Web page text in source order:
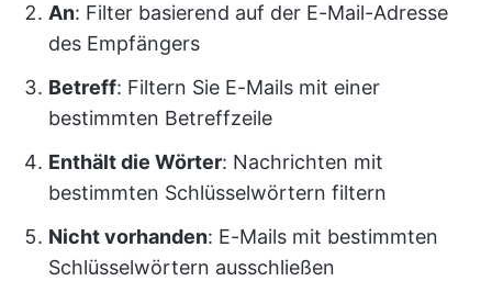
An: Filter basierend auf der E-Mail-Adresse
des Empfängers
Betreff: Filtern Sie E-Mails mit einer
bestimmten Betreffzeile
Enthält die Wörter: Nachrichten mit
bestimmten Schlüsselwörtern filtern
Nicht vorhanden: E-Mails mit bestimmten
Schlüsselwörtern ausschließen